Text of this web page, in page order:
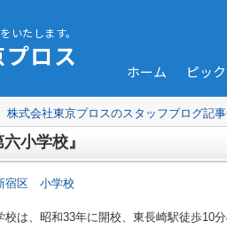
いたします。
ロス
ホーム ピッ
株式会社東京プロスのスタッフブログ記
六小学校』
宿区 小学校
校は、昭和33年に開校、東長崎駅徒歩10分